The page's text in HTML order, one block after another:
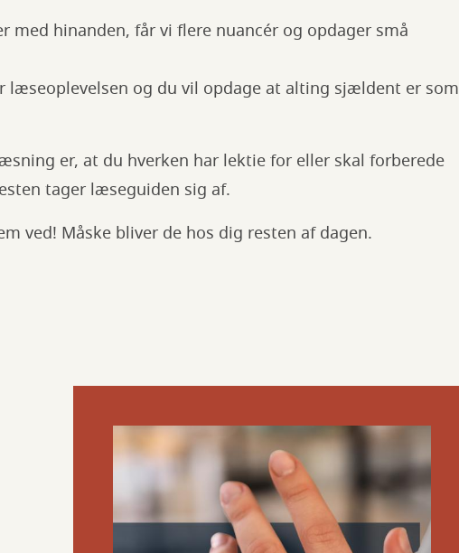
med hinanden, får vi flere nuancér og opdager små
læseoplevelsen og du vil opdage at alting sjældent er som
er, at du hverken har lektie for eller skal forberede
tager læseguiden sig af.
ved! Måske bliver de hos dig resten af dagen.